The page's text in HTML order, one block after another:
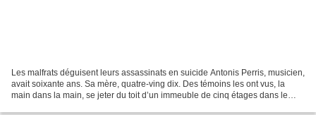
Les malfrats déguisent leurs assassinats en suicide Antonis Perris, musicien,
avait soixante ans. Sa mère, quatre-ving dix. Des témoins les ont vus, la
main dans la main, se jeter du toit d’un immeuble de cinq étages dans le